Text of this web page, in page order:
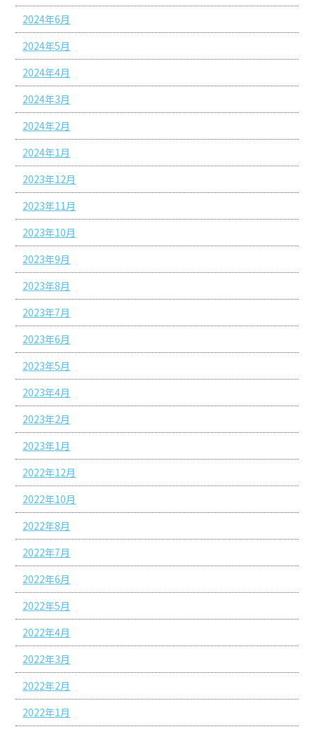
2024年6月
2024年5月
2024年4月
2024年3月
2024年2月
2024年1月
2023年12月
2023年11月
2023年10月
2023年9月
2023年8月
2023年7月
2023年6月
2023年5月
2023年4月
2023年2月
2023年1月
2022年12月
2022年10月
2022年8月
2022年7月
2022年6月
2022年5月
2022年4月
2022年3月
2022年2月
2022年1月